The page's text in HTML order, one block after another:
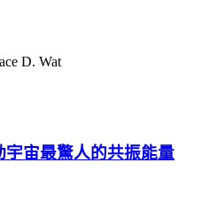
D. Wat
宙最驚人的共振能量